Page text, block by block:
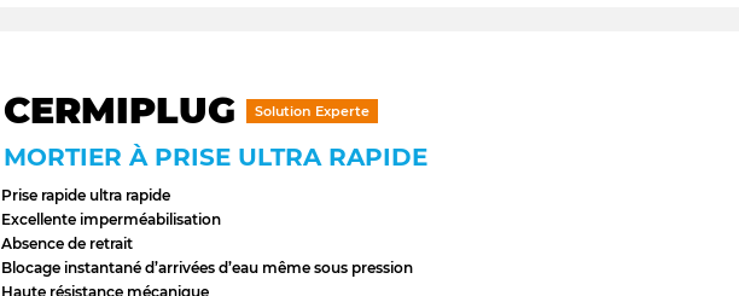
CERMIPLUG Solution Experte
MORTIER À PRISE ULTRA RAPIDE
Prise rapide ultra rapide
Excellente imperméabilisation
Absence de retrait
Blocage instantané d’arrivées d’eau même sous pression
Haute résistance mécanique